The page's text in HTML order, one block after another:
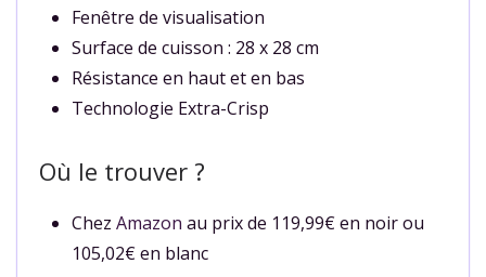
Fenêtre de visualisation
Surface de cuisson : 28 x 28 cm
Résistance en haut et en bas
Technologie Extra-Crisp
Où le trouver ?
Chez Amazon au prix de 119,99€ en noir ou
105,02€ en blanc